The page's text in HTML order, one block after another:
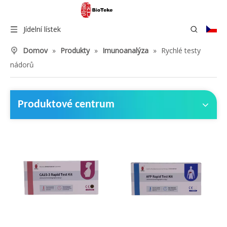
Jídelní lístek
Domov » Produkty » Imunoanalýza » Rychlé testy
nádorů
Produktové centrum